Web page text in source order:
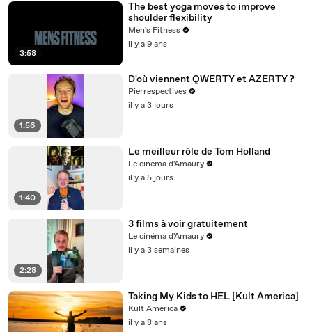
3:58
The best yoga moves to improve
shoulder flexibility
Men's Fitness
il y a 9 ans
1:56
D'où viennent QWERTY et AZERTY ?
Pierrespectives
il y a 3 jours
1:40
Le meilleur rôle de Tom Holland
Le cinéma d'Amaury
il y a 5 jours
2:28
3 films à voir gratuitement
Le cinéma d'Amaury
il y a 3 semaines
Taking My Kids to HEL [Kult America]
Kult America
il y a 8 ans